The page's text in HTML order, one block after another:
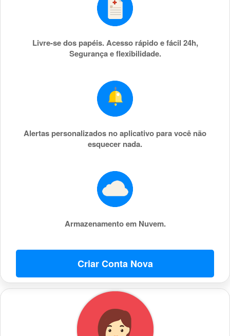
Livre-se dos papéis. Acesso rápido e fácil 24h,
Segurança e flexibilidade.
Alertas personalizados no aplicativo para você não
esquecer nada.
Armazenamento em Nuvem.
Criar Conta Nova